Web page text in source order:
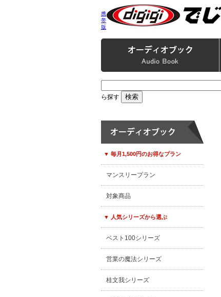
携
帯
版
ら探す
▼ 毎月1,500円のお得なプラン
マンスリープラン
対象商品
▼ 人気シリーズから選ぶ
ベスト100シリーズ
営業の魔法シリーズ
桂文我シリーズ